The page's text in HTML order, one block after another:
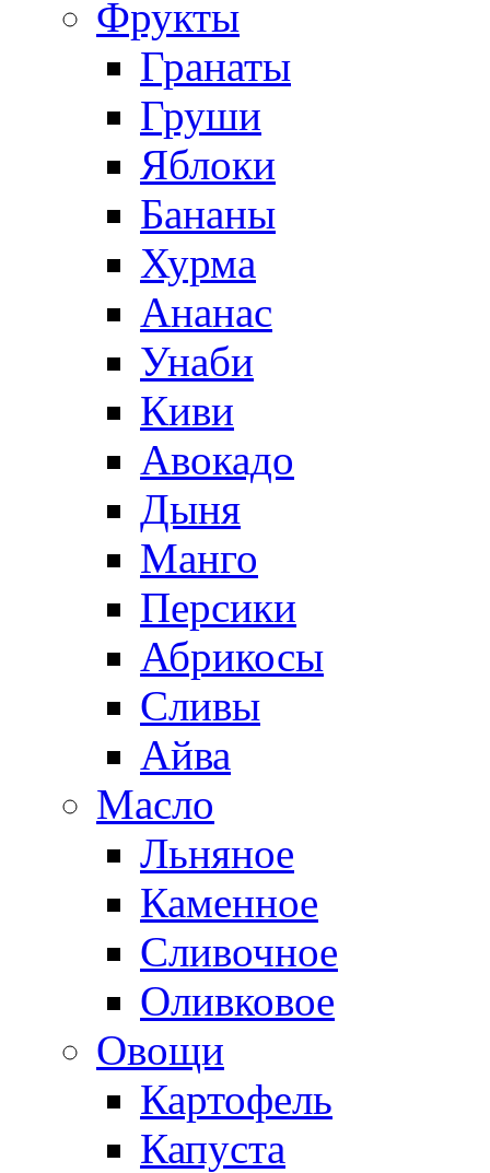
Фрукты
Гранаты
Груши
Яблоки
Бананы
Хурма
Ананас
Унаби
Киви
Авокадо
Дыня
Манго
Персики
Абрикосы
Сливы
Айва
Масло
Льняное
Каменное
Сливочное
Оливковое
Овощи
Картофель
Капуста